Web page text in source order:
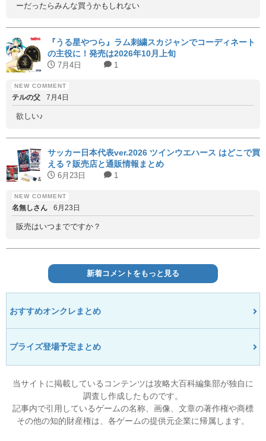
ーだったらみんな買うかもしれない
『うる星やつら』ラム刺繍スカジャンでコーディネート
の主役に！発売は2026年10月上旬
7月4日 1
テルの父 7月4日
欲しい♪
サッカー日本代表ver.2026 ツインウエハース はどこで買
える？販売店と通販情報まとめ
6月23日 1
名無しさん 6月23日
販売はいつまでですか？
新着コメントをもっと見る
おすすめオンクレまとめ
プライズ登場予定まとめ
当サイトに掲載しているコンテンツは攻略大百科編集部が独自に
調査し作成したものです。
記事内で引用しているゲームの名称、画像、文章の著作権や商標
その他の知的財産権は、各ゲームの提供元企業に帰属します。